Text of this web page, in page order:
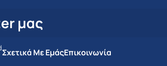
μας
Σχετικά Με ΕμάςΕπικοινωνία